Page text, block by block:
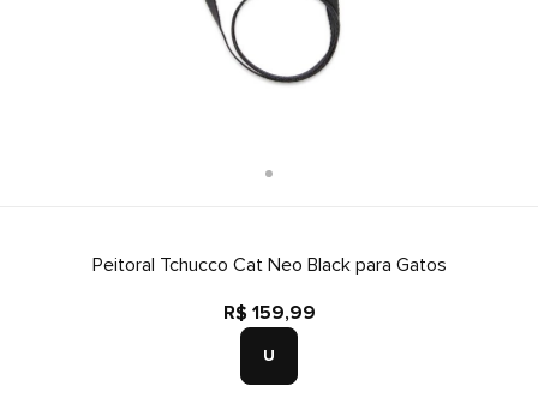
Peitoral Tchucco Cat Neo Black para Gatos
R$ 159,99
U